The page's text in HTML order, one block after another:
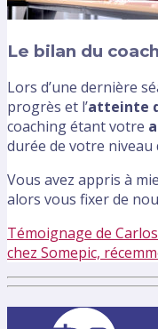
Le bilan du
Lors d’une dernière
progrès et l’atteinte
coaching étant votre
durée de votre niveau
Vous avez appris à
alors vous fixer de
Témoignage de
chez Somepic,